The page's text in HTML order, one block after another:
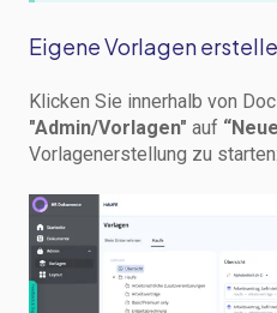
Eigene Vorlagen
Klicken Sie innerhalb von
"Admin/Vorlagen" auf
Vorlagenerstellung zu starten: